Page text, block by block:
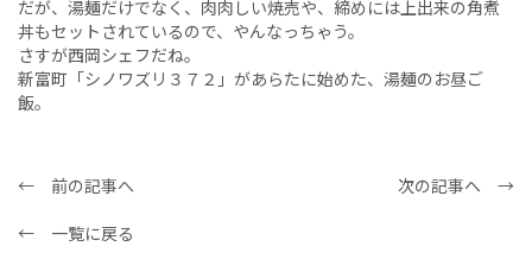
だが、湯麺だけでなく、肉肉しい焼売や、締めには上出来の角煮
丼もセットされているので、やんなっちゃう。
さすが西岡シェフだね。
新富町「シノワズリ３７２」があらたに始めた、湯麺のお昼ご
飯。
← 前の記事へ
次の記事へ →
← 一覧に戻る